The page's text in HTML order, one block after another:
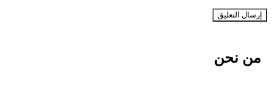
من نحن